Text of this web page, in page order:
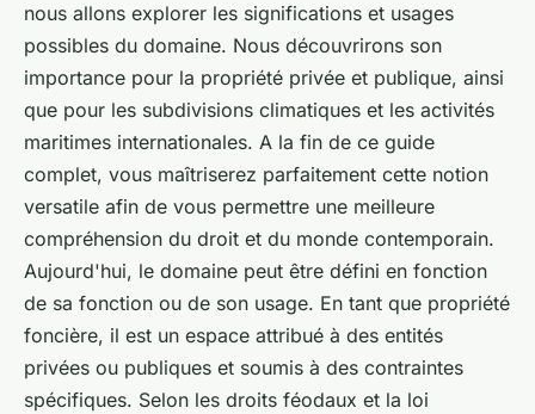
nous allons explorer les significations et usages
possibles du domaine. Nous découvrirons son
importance pour la propriété privée et publique, ainsi
que pour les subdivisions climatiques et les activités
maritimes internationales. A la fin de ce guide
complet, vous maîtriserez parfaitement cette notion
versatile afin de vous permettre une meilleure
compréhension du droit et du monde contemporain.
Aujourd'hui, le domaine peut être défini en fonction
de sa fonction ou de son usage. En tant que propriété
foncière, il est un espace attribué à des entités
privées ou publiques et soumis à des contraintes
spécifiques. Selon les droits féodaux et la loi